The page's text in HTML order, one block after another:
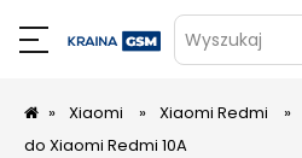
Wyszukaj
» Xiaomi » Xiaomi Redmi »
do Xiaomi Redmi 10A